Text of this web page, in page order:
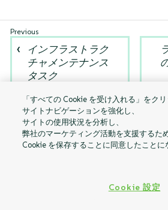
インフラストラク
チャメンテナンス
タスク
「すべての Cookie を受け入れる」をクリ
サイトナビゲーションを強化し、
サイトの使用状況を分析し、
弊社のマーケティング活動を支援するた
Cookie を保存することに同意したことに
Cookie 設定